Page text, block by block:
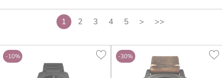
1 2 3 4 5 > >>
-10% -30%